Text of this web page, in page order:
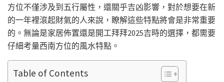
方位不僅涉及到五行屬性，還關乎吉凶影響，對於想要在新
的一年裡滾起財氣的人來說，瞭解這些特點將會是非常重要
的。無論是家居佈置還是開工拜拜2025吉時的選擇，都需要
仔細考量西南方位的風水特點。
Table of Contents